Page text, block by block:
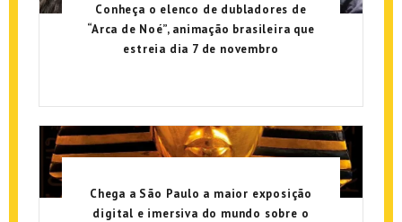
Conheça o elenco de dubladores de
“Arca de Noé”, animação brasileira que
estreia dia 7 de novembro
Chega a São Paulo a maior exposição
digital e imersiva do mundo sobre o